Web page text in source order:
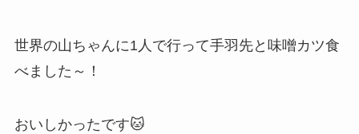
世界の山ちゃんに1人で行って手羽先と味噌カツ食
べました～！
おいしかったです🐱